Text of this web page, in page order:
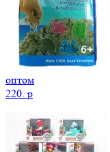
оптом
220. p